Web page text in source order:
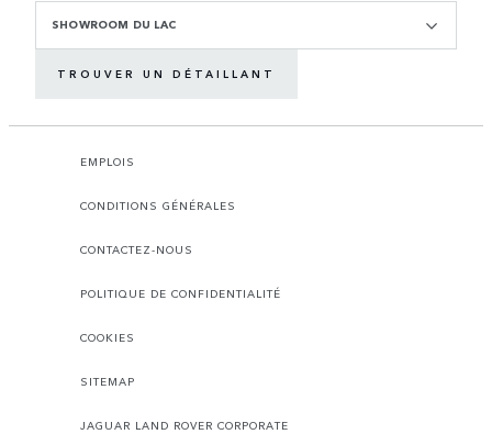
SHOWROOM DU LAC
TROUVER UN DÉTAILLANT
EMPLOIS
CONDITIONS GÉNÉRALES
CONTACTEZ-NOUS
POLITIQUE DE CONFIDENTIALITÉ
COOKIES
SITEMAP
JAGUAR LAND ROVER CORPORATE